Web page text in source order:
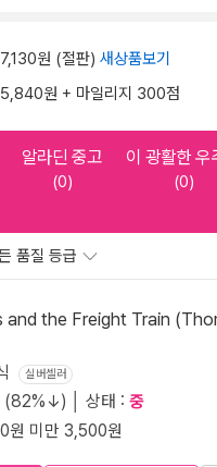
7,130원 (절판) 새상품보기
5,840원 + 마일리지 300점
알라딘 중고
(0)
이 광활한 우
(0)
품질 등급
and the Freight Train
실버셀러
(82%↓) │ 상태 : 중
원 미만 3,500원